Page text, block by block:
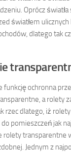
Oprócz
światłem
dlatego tak
funkcję ochronna
a rolety
rzec dlatego, iż
pomieszczeń jak
rolety transparentne
Jednym z